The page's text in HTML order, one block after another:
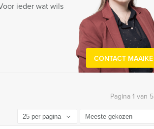
ieder wat wils
CONTACT MAAIKE
Pagina 1 van 5